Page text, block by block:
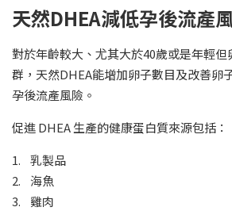
天然DHEA減低孕後流產
對於年齡較大、尤其大於40歲或是年輕
群，天然DHEA能增加卵子數目及改善卵
孕後流產風險。
促進 DHEA 生產的健康蛋白質來源包括：
1. 乳製品
2. 海魚
3. 雞肉